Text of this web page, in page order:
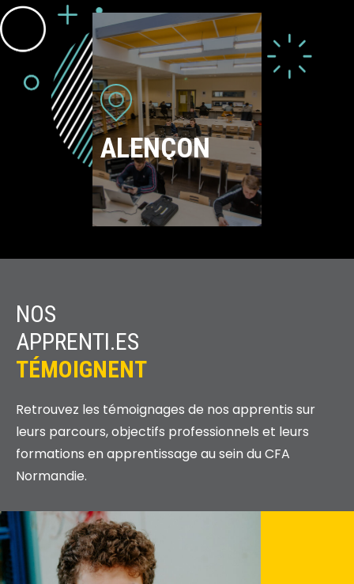
ALENÇON
NOS
APPRENTI.ES
TÉMOIGNENT
Retrouvez les témoignages de nos apprentis sur
leurs parcours, objectifs professionnels et leurs
formations en apprentissage au sein du CFA
Normandie.